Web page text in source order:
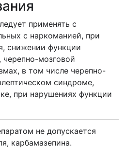
применять с
с наркоманией, при
снижении функции
черепно-мозговой
в том числе черепно-
синдроме,
при нарушениях функции
не допускается
карбамазепина.